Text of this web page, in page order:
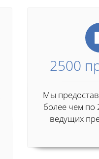
2500
Мы
более чем по
ведущих